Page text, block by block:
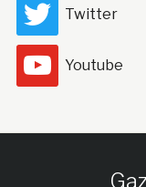
Twitter
Youtube